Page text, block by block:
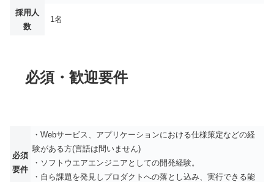
採用人
数
1名
必須・歓迎要件
必須
要件
・Webサービス、アプリケーションにおける仕様策定などの経
験がある⽅(⾔語は問いません)
・ソフトウエアエンジニアとしての開発経験。
・⾃ら課題を発⾒しプロダクトへの落とし込み、実⾏できる能